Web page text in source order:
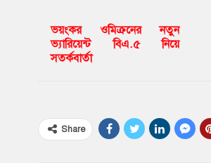
ভয়ংকর ওমিক্রনের নতুন
ভ্যারিয়েন্ট বিএ.৫ নিয়ে
সতর্কবার্তা
Share